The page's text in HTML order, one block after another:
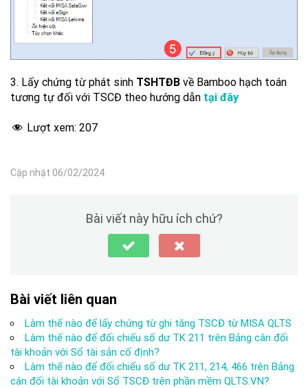
3. Lấy chứng từ phát sinh TSHTĐB về Bamboo hạch toán
tương tự đối với TSCĐ theo hướng dẫn tại đây
Lượt xem: 207
Cập nhật 06/02/2024
Bài viết này hữu ích chứ?
Bài viết liên quan
Làm thế nào để lấy chứng từ ghi tăng TSCĐ từ MISA QLTS
Làm thế nào để đối chiếu số dư TK 211 trên Bảng cân đối
tài khoản với Sổ tài sản cố định?
Làm thế nào để đối chiếu số dư TK 211, 214, 466 trên Bảng
cân đối tài khoản với Sổ TSCĐ trên phần mềm QLTS.VN?